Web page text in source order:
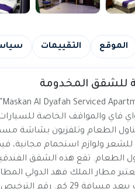
الموقع التقييمات
المخدومة
فاي والمواقف الخاصة
الطعام وتلفزيون بشاشة
ولوازم استحمام مجانية،